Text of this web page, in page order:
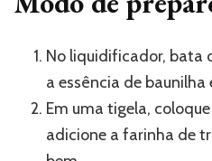
No liquidificador, bata
a essência de baunilha
Em uma tigela,
adicione a farinha de